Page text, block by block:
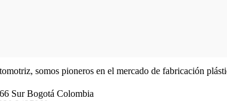
somos pioneros en el mercado de fabricación
Sur Bogotá Colombia